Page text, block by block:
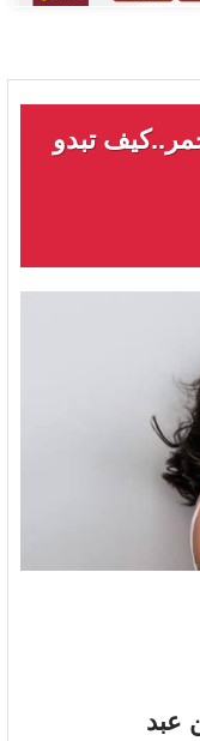
تبدو
عبد